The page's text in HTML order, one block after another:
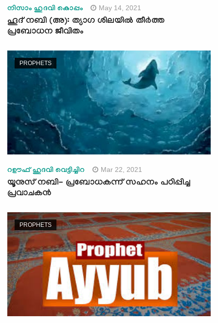
നിസാം ഹുദവി കൊപ്പം May 14, 2021
ഹൂദ് നബി (അ): ത്യാഗ ശിലയിൽ തീർത്ത
പ്രബോധന ജീവിതം
PROPHETS
റഊഫ് ഹുദവി വെട്ടിച്ചിറ Mar 22, 2021
യൂനുസ് നബി- പ്രബോധകന്ന് സഹനം പഠിപ്പിച്ച
പ്രവാചകന്‍
PROPHETS